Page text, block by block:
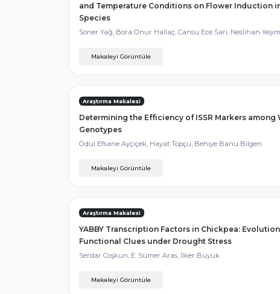
and Temperature Conditions on Flower Induction
Species
Soner Yağ, Bora Onur Hallaç, Cansu Ece Sarı, Neslihan
Makaleyi Görüntüle
Araştırma Makalesi
Determining the Efficiency of ISSR Markers
Genotypes
Ödül Efsane Ayçiçek, Hayat Topçu, Behiye Banu Bilgen
Makaleyi Görüntüle
Araştırma Makalesi
YABBY Transcription Factors in Chickpea:
Functional Clues under Drought Stress
Serdar Coşkun, E. Sümer Aras, İlker Büyük
Makaleyi Görüntüle